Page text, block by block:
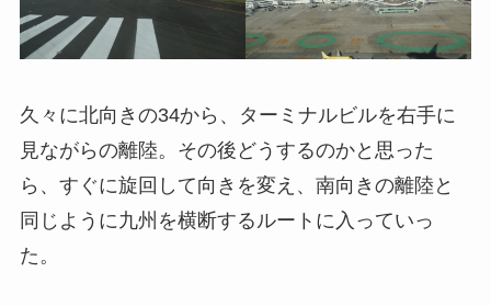
久々に北向きの34から、ターミナルビルを右手に
見ながらの離陸。その後どうするのかと思った
ら、すぐに旋回して向きを変え、南向きの離陸と
同じように九州を横断するルートに入っていっ
た。